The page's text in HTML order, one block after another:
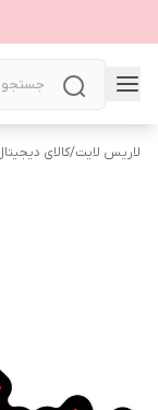
لاریس لایت/کالای